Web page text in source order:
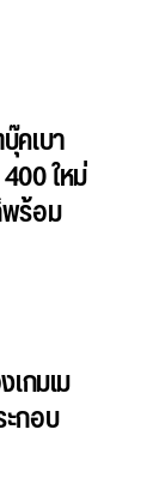
คเบา
ใหม่
ร้อม
กมเม
กอบ